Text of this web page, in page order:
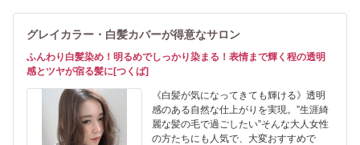
グレイカラー・白髪カバーが得意なサロン
ふんわり白髪染め！明るめでしっかり染まる！表情まで輝く程の透明
感とツヤが宿る髪に[つくば]
《白髪が気になってきても輝ける》透明
感のある自然な仕上がりを実現。”生涯綺
麗な髪の毛で過ごしたい”そんな大人女性
の方たちにも人気で、大変おすすめで